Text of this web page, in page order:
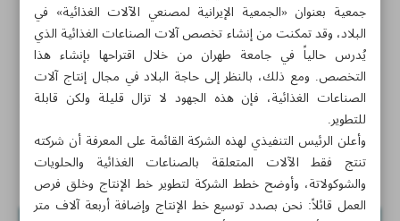
إفتتاح خط إنتاج أول مضاد حيوي نباتي بيطري في إيران
تطوير آلات الصناعات الغذائية في إيران
علماء إيرانيون ينجحون في تصميم جهاز معقد يلبي احتياجات
صناعة البوليمر
مسابقة البرمجة الدولية «رايان».. تحدٍّ للمتفوقين
جمعية بعنوان «الجمعية الإيرانية لمصنعي الآلات الغذائية» في
البلاد، وقد تمكنت من إنشاء تخصص آلات الصناعات الغذائية الذي
يُدرس حالياً في جامعة طهران من خلال اقتراحها بإنشاء هذا
التخصص. ومع ذلك، بالنظر إلى حاجة البلاد في مجال إنتاج آلات
الصناعات الغذائية، فإن هذه الجهود لا تزال قليلة ولكن قابلة
للتطوير.
وأعلن الرئيس التنفيذي لهذه الشركة القائمة على المعرفة أن شركته
تنتج فقط الآلات المتعلقة بالصناعات الغذائية والحلويات
والشوكولاتة، وأوضح خطط الشركة لتطوير خط الإنتاج وخلق فرص
العمل قائلاً: نحن بصدد توسيع خط الإنتاج وإضافة أربعة آلاف متر